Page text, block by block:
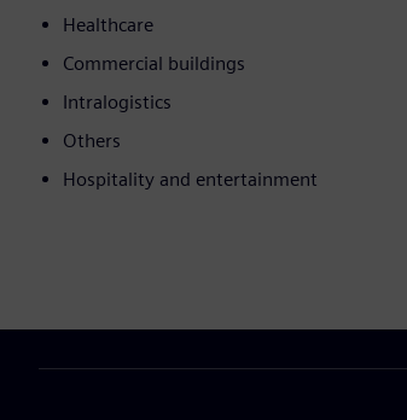
Healthcare
Commercial buildings
Intralogistics
Others
Hospitality and entertainment